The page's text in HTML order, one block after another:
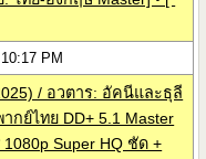
PM
/ อวตาร: อัคนีและธุลี
กย์ไทย DD+ 5.1 Master
Super HQ ชัด +